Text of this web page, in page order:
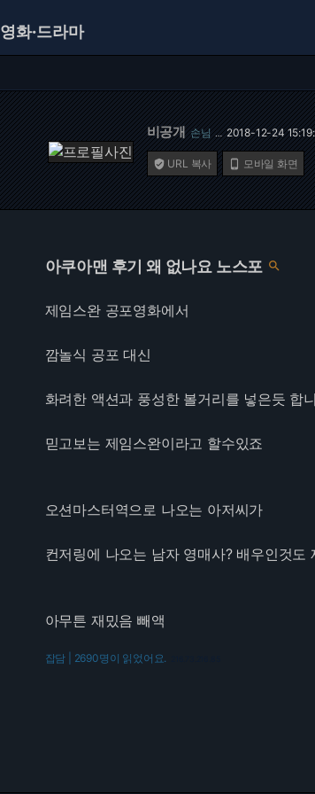
영화·드라마
비공개 손님 … 2018-12-24
 URL 복사  모바일 화면
아쿠아맨 후기 왜 없나요 노스포 
제임스완 공포영화에서
깜놀식 공포 대신
화려한 액션과 풍성한 볼거리를 넣은듯 합
믿고보는 제임스완이라고 할수있죠
오션마스터역으로 나오는 아저씨가
컨저링에 나오는 남자 영매사? 배우인것도
아무튼 재밌음 빼액
잡담 | 2690명이 읽었어요.